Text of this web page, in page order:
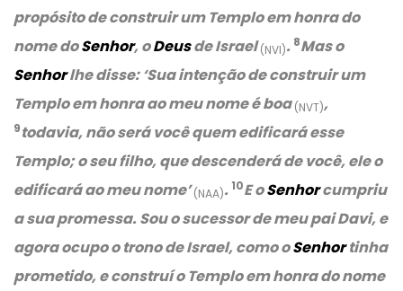
propósito de construir um Templo em honra do
nome doSenhor, oDeusde Israel(NVI). 8Mas o
Senhorlhe disse: ‘Sua intenção de construir um
Templo em honra ao meu nome é boa(NVT),
9todavia, não será você quem edificará esse
Templo; o seu filho, que descenderá de você, ele o
edificará ao meu nome’(NAA).10E oSenhorcumpriu
a sua promessa. Sou o sucessor de meu pai Davi, e
agora ocupo o trono de Israel, como oSenhortinha
prometido, e construí o Templo em honra do nome